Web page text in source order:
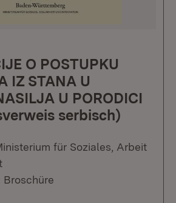
O POSTUPKU
IZ STANA U
U PORODICI
serbisch)
für Soziales, Arbeit